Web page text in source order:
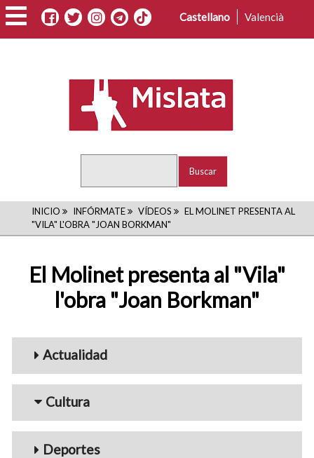
Pasar
al
contenido
Castellano Valencià
RUTA
DE
NAVEGACIÓN
INICIO INFÓRMATE VÍDEOS
EL MOLINET PRESENTA AL
"VILA" L'OBRA "JOAN BORKMAN"
El Molinet presenta al "Vila"
l'obra "Joan Borkman"
Menu_Videos
Actualidad
Cultura
Deportes